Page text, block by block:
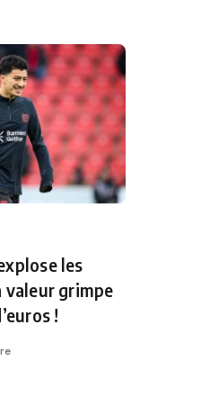
les
valeur grimpe
!